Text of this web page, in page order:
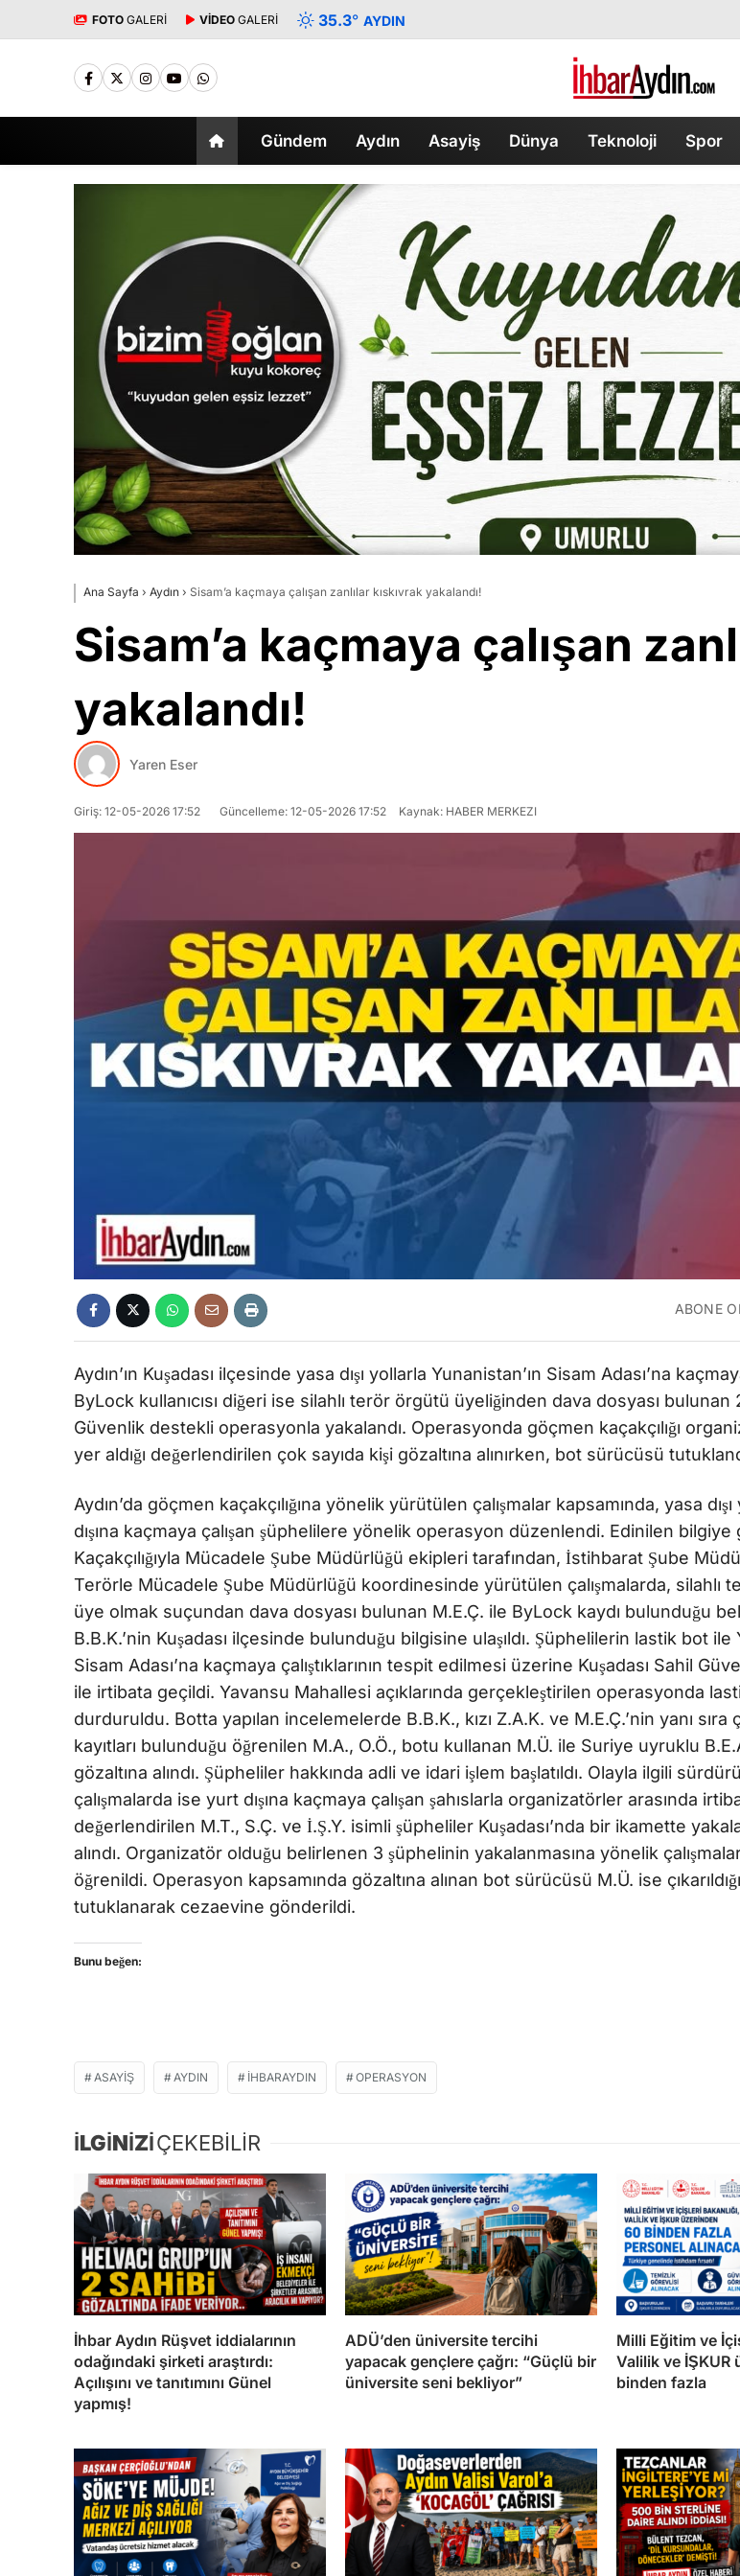
FOTO GALERİ VİDEO GALERİ 35.3° AYDIN
Gündem Aydın Asayiş Dünya Teknoloji Spor
Ana Sayfa › Aydın › Sisam’a kaçmaya çalışan zanlılar kıskıvrak yakalandı!
Sisam’a kaçmaya çalışan
yakalandı!
Yaren Eser
Giriş: 12-05-2026 17:52 Güncelleme: 12-05-2026 17:52 Kaynak: HABER MERKEZI
ABONE
Aydın’ın Kuşadası ilçesinde yasa dışı yollarla Yunanistan’ın Sisam Adası’na
ByLock kullanıcısı diğeri ise silahlı terör örgütü üyeliğinden dava dosyası bulunan
Güvenlik destekli operasyonla yakalandı. Operasyonda göçmen kaçakçılığı
yer aldığı değerlendirilen çok sayıda kişi gözaltına alınırken, bot sürücüsü
Aydın’da göçmen kaçakçılığına yönelik yürütülen çalışmalar kapsamında, yasa
dışına kaçmaya çalışan şüphelilere yönelik operasyon düzenlendi. Edinilen
Kaçakçılığıyla Mücadele Şube Müdürlüğü ekipleri tarafından, İstihbarat Şube
Terörle Mücadele Şube Müdürlüğü koordinesinde yürütülen çalışmalarda, silahlı
üye olmak suçundan dava dosyası bulunan M.E.Ç. ile ByLock kaydı bulunduğu
B.B.K.’nin Kuşadası ilçesinde bulunduğu bilgisine ulaşıldı. Şüphelilerin lastik bot ile
Sisam Adası’na kaçmaya çalıştıklarının tespit edilmesi üzerine Kuşadası Sahil
ile irtibata geçildi. Yavansu Mahallesi açıklarında gerçekleştirilen operasyonda
durduruldu. Botta yapılan incelemelerde B.B.K., kızı Z.A.K. ve M.E.Ç.’nin yanı sıra
kayıtları bulunduğu öğrenilen M.A., O.Ö., botu kullanan M.Ü. ile Suriye uyruklu
gözaltına alındı. Şüpheliler hakkında adli ve idari işlem başlatıldı. Olayla ilgili
çalışmalarda ise yurt dışına kaçmaya çalışan şahıslarla organizatörler arasında
değerlendirilen M.T., S.Ç. ve İ.Ş.Y. isimli şüpheliler Kuşadası’nda bir ikamette
alındı. Organizatör olduğu belirlenen 3 şüphelinin yakalanmasına yönelik
öğrenildi. Operasyon kapsamında gözaltına alınan bot sürücüsü M.Ü. ise
tutuklanarak cezaevine gönderildi.
Bunu beğen:
ASAYIŞ AYDIN IHBARAYDIN OPERASYON
İLGİNİZİÇEKEBİLİR
İhbar Aydın Rüşvet iddialarının
odağındaki şirketi araştırdı:
Açılışını ve tanıtımını Günel
yapmış!
ADÜ’den üniversite tercihi
yapacak gençlere çağrı: “Güçlü bir
üniversite seni bekliyor”
Milli Eğitim ve
Valilik ve İŞKUR
binden fazla